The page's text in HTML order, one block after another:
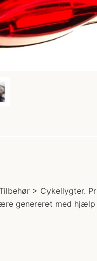
> Cykellygter.
genereret med hjælp